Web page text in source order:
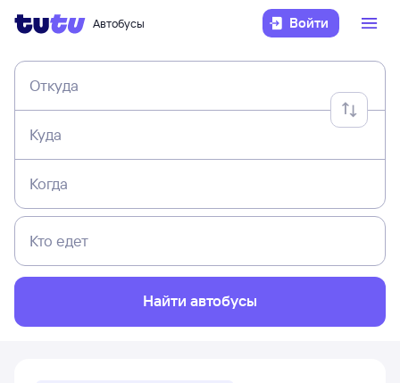
Автобусы Войти
Откуда
Куда
Когда
Кто едет
Найти автобусы